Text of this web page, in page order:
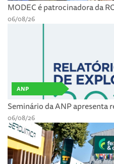
MODEC é patrocinadora da
06/08/26
ANP
Seminário da ANP apresenta
06/08/26